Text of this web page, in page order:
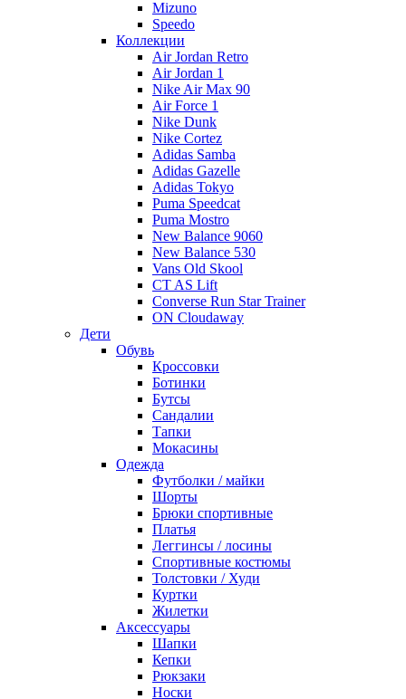
Mizuno
Speedo
Коллекции
Air Jordan Retro
Air Jordan 1
Nike Air Max 90
Air Force 1
Nike Dunk
Nike Cortez
Adidas Samba
Adidas Gazelle
Adidas Tokyo
Puma Speedcat
Puma Mostro
New Balance 9060
New Balance 530
Vans Old Skool
CT AS Lift
Converse Run Star Trainer
ON Cloudaway
Дети
Обувь
Кроссовки
Ботинки
Бутсы
Сандалии
Тапки
Мокасины
Одежда
Футболки / майки
Шорты
Брюки спортивные
Платья
Леггинсы / лосины
Спортивные костюмы
Толстовки / Худи
Куртки
Жилетки
Аксессуары
Шапки
Кепки
Рюкзаки
Носки